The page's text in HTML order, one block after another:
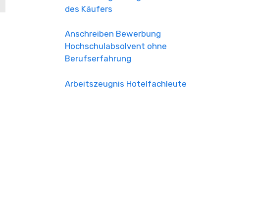
des Käufers
Anschreiben Bewerbung
Hochschulabsolvent ohne
Berufserfahrung
Arbeitszeugnis Hotelfachleute